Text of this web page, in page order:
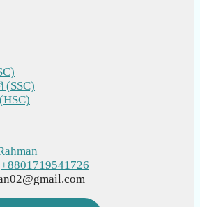
(SSC)
+8801719541726